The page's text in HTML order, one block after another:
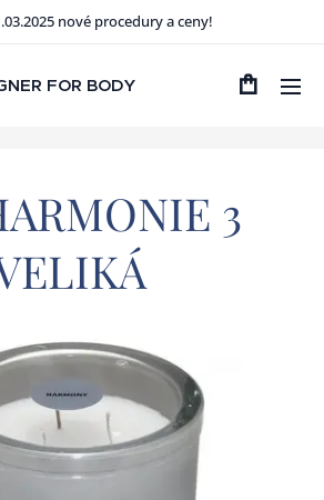
nové procedury a ceny!
FOR BODY
3